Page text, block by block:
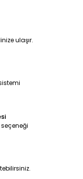
ulaşır.